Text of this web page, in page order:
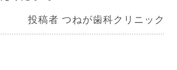
投稿者 つねが歯科クリニック